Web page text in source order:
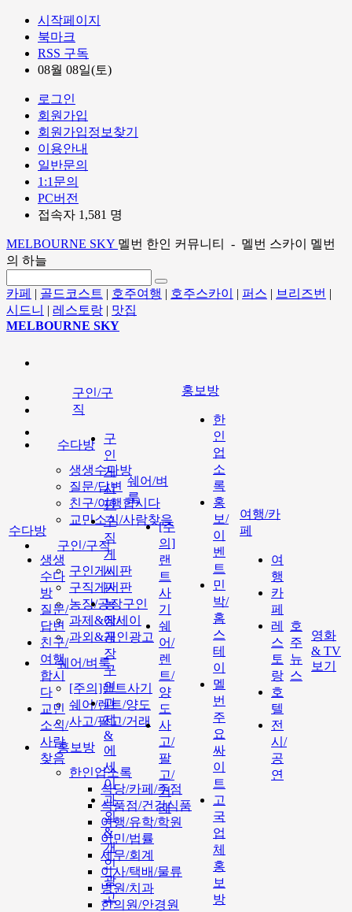
시작페이지
북마크
RSS 구독
08월 08일(토)
로그인
회원가입
회원가입정보찾기
이용안내
일반문의
1:1문의
PC버전
접속자 1,581 명
MELBOURNE SKY 멜번 한인 커뮤니티 - 멜번 스카이 멜번
의 하늘
카페 | 골드코스트 | 호주여행 | 호주스카이 | 퍼스 | 브리즈번 |
시드니 | 레스토랑 | 맛집
MELBOURNE SKY
수다방
생생수다방
질문/답변
친구/여행합시다
교민소식/사람찾음
구인/구직
구인게시판
구직게시판
농장/공장구인
과제&에세이
과외&개인광고
쉐어/벼룩
[주의]랜트사기
쉐어/렌트/양도
사고/팔고/거래
홍보방
한인업소록
식당/카페/주점
식품점/건강식품
여행/유학/학원
이민/법률
세무/회계
이사/택배/물류
병원/치과
한의원/안경원
수다방
생생
수다
방
질문/
답변
친구/
여행
합시
다
교민
소식/
사람
찾음
구인/구
직
구
인
게
시
판
구
직
게
시
판
농
장/
공
장
구
인
과
제
&
에
세
이
과
외
&
개
인
광
고
쉐어/벼
룩
[주
의]
랜
트
사
기
쉐
어/
렌
트/
양
도
사
고/
팔
고/
거
래
홍보방
한
인
업
소
록
홍
보/
이
벤
트
민
박/
홈
스
테
이
멜
번
주
요
싸
이
트
고
국
업
체
홍
보
방
여행/카
페
여
행
카
페
레
스
토
랑
호
텔
전
시/
공
연
호
주
뉴
스
영화
& TV
보기